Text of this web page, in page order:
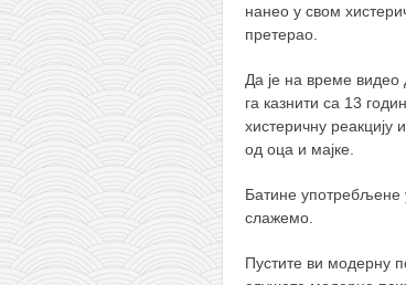
нанео у свом
претерао.
Да је на време видео
га казнити са 13
хистеричну реакцију
од оца и мајке.
Батине употребљене
слажемо.
Пустите ви модерну